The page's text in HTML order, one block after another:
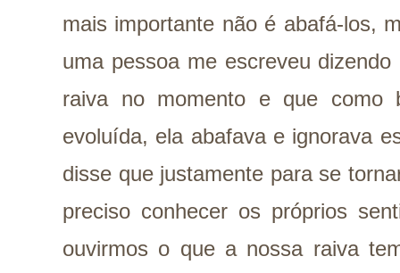
mais importante não é abafá-los,
uma pessoa me escreveu
raiva no momento e que como
evoluída, ela abafava e ignorava
disse que justamente para se
preciso conhecer os próprios
ouvirmos o que a nossa raiva